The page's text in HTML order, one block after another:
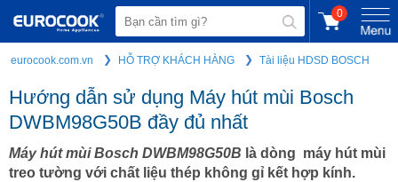
0
eurocook.com.vn HỖ TRỢ KHÁCH HÀNG Tài liệu HDSD BOSCH
Hướng dẫn sử dụng Máy hút mùi Bosch
DWBM98G50B đầy đủ nhất
Máy hút mùi Bosch DWBM98G50B là dòng máy hút mùi
treo tường với chất liệu thép không gỉ kết hợp kính.